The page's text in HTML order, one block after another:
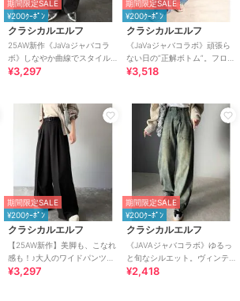
期間限定SALE
¥200ｸｰﾎﾟﾝ
クラシカルエルフ
25AW新作《JaVaジャバコラ
ボ》しなやか曲線でスタイル
盛れ。美脚見せカーブパンツ
¥3,297
期間限定SALE
¥200ｸｰﾎﾟﾝ
クラシカルエルフ
《JaVaジャバコラボ》頑張ら
ない日の“正解ボトム”。フロン
トタックハイウエストコクー
¥3,518
期間限定SALE
¥200ｸｰﾎﾟﾝ
クラシカルエルフ
【25AW新作】美脚も、こなれ
感も！♪大人のワイドパンツ。
ベルテッドワイドイージース
¥3,297
期間限定SALE
¥200ｸｰﾎﾟﾝ
クラシカルエルフ
《JAVAジャバコラボ》ゆるっ
と旬なシルエット。ヴィンテ
ージ加工ハイウエストベイカ
¥2,418